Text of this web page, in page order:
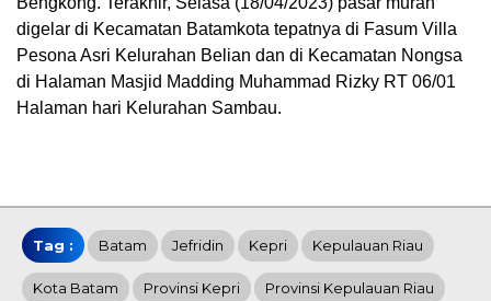
digelar di Kecamatan Batamkota tepatnya di Fasum Villa
Pesona Asri Kelurahan Belian dan di Kecamatan Nongsa
di Halaman Masjid Madding Muhammad Rizky RT 06/01
Halaman hari Kelurahan Sambau.
Tag : Batam Jefridin Kepri Kepulauan Riau
Kota Batam Provinsi Kepri Provinsi Kepulauan Riau